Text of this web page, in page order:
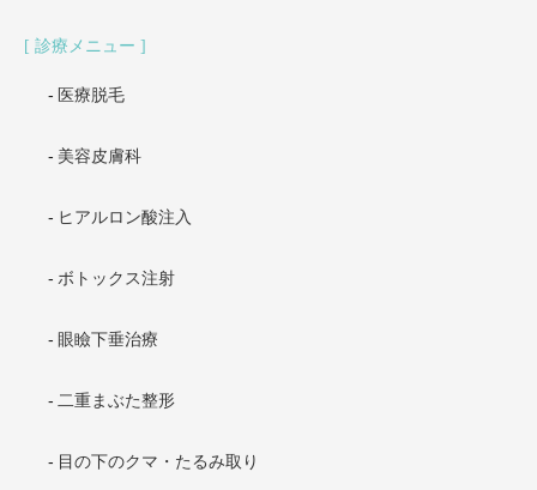
診療メニュー
医療脱毛
美容皮膚科
ヒアルロン酸注入
ボトックス注射
眼瞼下垂治療
二重まぶた整形
目の下のクマ・たるみ取り